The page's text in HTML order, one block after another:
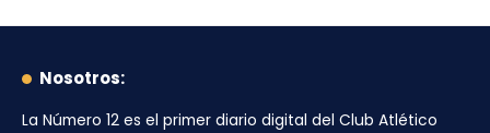
Nosotros:
La Número 12 es el primer diario digital del Club Atlético